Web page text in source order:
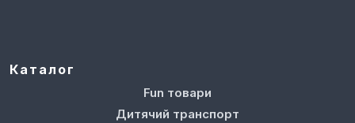
Каталог
Fun товари
Дитячий транспорт